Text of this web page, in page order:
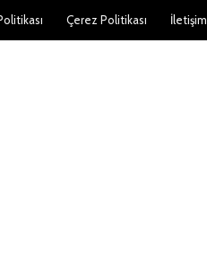
Çerez Politikası İletişim